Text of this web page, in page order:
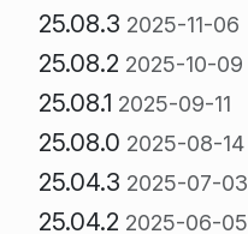
25.08.3 2025-11-06
25.08.2 2025-10-09
25.08.1 2025-09-11
25.08.0 2025-08-14
25.04.3 2025-07-03
25.04.2 2025-06-05